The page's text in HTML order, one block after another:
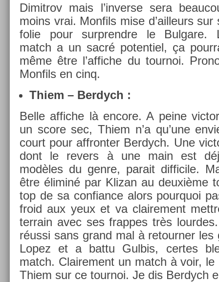
Di­mit­rov mais l’in­verse sera
moins vrai. Mon­fils mise d’ail­leurs sur
folie pour sur­prendre le Bul­gare.
match a un sacré poten­tiel, ça
même être l’af­fiche du tour­noi.
Mon­fils en cinq.
Thiem – Be­rdych :
Belle af­fiche là en­core. A peine
un score sec, Thiem n’a qu’une
court pour affront­er Be­rdych. Une
dont le re­v­ers à une main est
modèles du genre, para­it dif­ficile.
être éliminé par Klizan au deuxième
top de sa con­fian­ce alors pour­quoi
froid aux yeux et va claire­ment
ter­rain avec ses frap­pes très
réussi sans grand mal à re­tourn­er les
Lopez et a battu Gul­bis, cer­tes
match. Claire­ment un match à voir,
Thiem sur ce tour­noi. Je dis Be­rdych